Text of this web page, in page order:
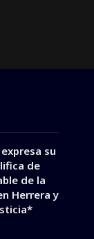
su
de
de la
Herrera y